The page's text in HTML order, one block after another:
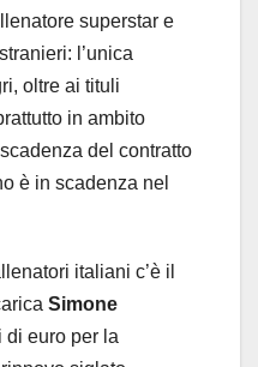
superstar e
l’unica
oltre ai tituli
in ambito
del contratto
è in scadenza nel
italiani c’è il
Simone
di euro per la